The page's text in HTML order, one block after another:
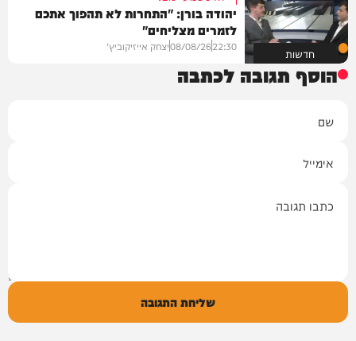
חדשות
יהודה בורן: "התחרות לא תהפוך אתכם
לזמרים מצליחים"
22:30
08/08/26יצחק אייזיקוביץ'
הוסף תגובה לכתבה
שליחת התגובה